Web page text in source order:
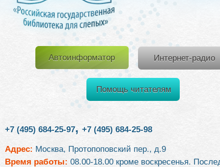
Автоинформатор Интернет-радио
Помощь читателям
+7 (495) 684-25-97, +7 (495) 684-25-98
Адрес: Москва, Протопоповский пер., д.9
Время работы: 08.00-18.00 кроме воскресенья.